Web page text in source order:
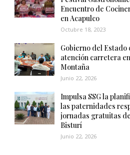
Encuentro de
en Acapulco
Octubre 18, 2023
Gobierno del Estado
atención carretera
Montaña
Junio 22, 2026
Impulsa SSG la
las paternidades
jornadas gratuitas
Bisturí
Junio 22, 2026